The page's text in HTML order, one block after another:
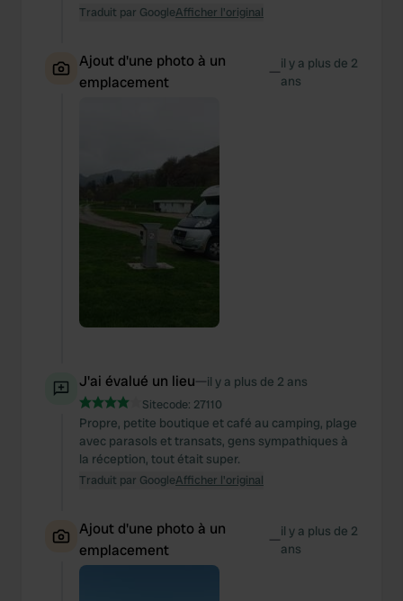
Traduit par GoogleAfficher l'original
Ajout d'une photo à un
emplacement
—il y a plus de 2
ans
J'ai évalué un lieu—il y a plus de 2 ans
Sitecode: 27110
Propre, petite boutique et café au camping, plage
avec parasols et transats, gens sympathiques à
la réception, tout était super.
Traduit par GoogleAfficher l'original
Ajout d'une photo à un
emplacement
—il y a plus de 2
ans